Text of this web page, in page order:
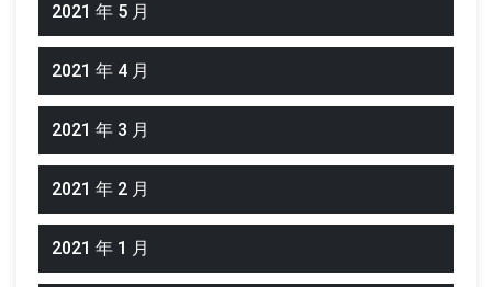
2021 年 5 月
2021 年 4 月
2021 年 3 月
2021 年 2 月
2021 年 1 月